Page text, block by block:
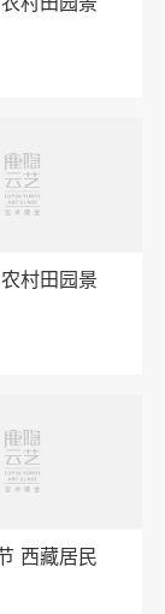
村田园景
西藏居民